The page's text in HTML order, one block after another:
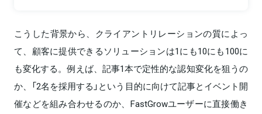
こうした背景から、クライアントリレーションの質によっ
て、顧客に提供できるソリューションは1にも10にも100に
も変化する。例えば、記事1本で定性的な認知変化を狙うの
か、「2名を採用する」という目的に向けて記事とイベント開
催などを組み合わせるのか、FastGrowユーザーに直接働き